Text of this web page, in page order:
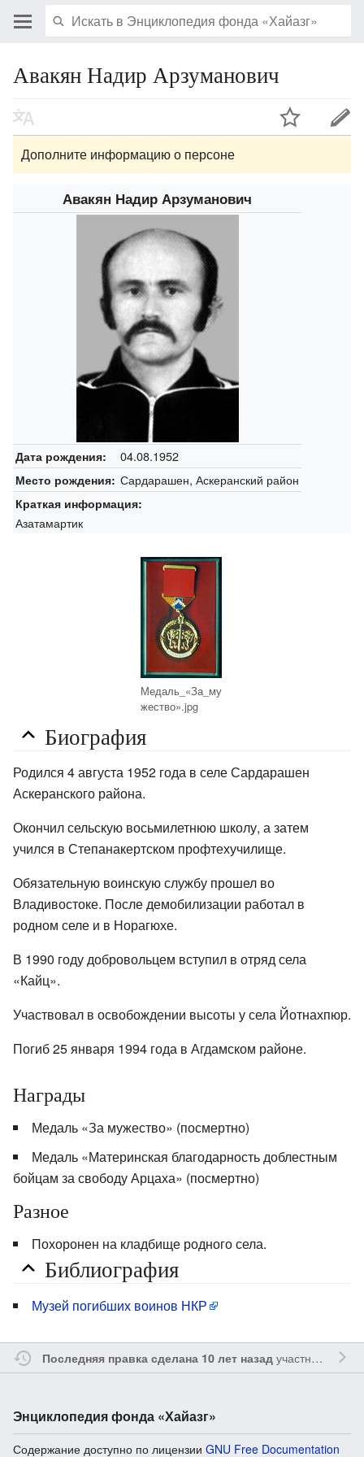
Авакян Надир Арзуманович
Дополните информацию о персоне
Авакян Надир Арзуманович
Дата рождения: 04.08.1952
Место рождения: Сардарашен, Аскеранский район
Краткая информация:
Азатамартик
Медаль_«За_му
жество».jpg
Биография
Родился 4 августа 1952 года в селе Сардарашен
Аскеранского района.
Окончил сельскую восьмилетнюю школу, а затем
учился в Степанакертском профтехучилище.
Обязательную воинскую службу прошел во
Владивостоке. После демобилизации работал в
родном селе и в Норагюхе.
В 1990 году добровольцем вступил в отряд села
«Кайц».
Участвовал в освобождении высоты у села Йотнахпюр.
Погиб 25 января 1994 года в Агдамском районе.
Награды
Медаль «За мужество» (посмертно)
Медаль «Материнская благодарность доблестным
бойцам за свободу Арцаха» (посмертно)
Разное
Похоронен на кладбище родного села.
Библиография
Музей погибших воинов НКР
Последняя правка сделана 10 лет назадучастником
Энциклопедия фонда «Хайазг»
Содержание доступно по лицензии GNU Free Documentation